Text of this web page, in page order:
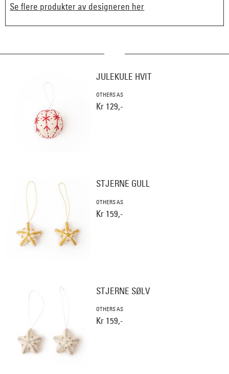
Se flere produkter av designeren her
JULEKULE HVIT
OTHERS AS
Kr 129,-
STJERNE GULL
OTHERS AS
Kr 159,-
STJERNE SØLV
OTHERS AS
Kr 159,-